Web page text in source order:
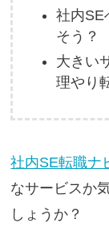
社内SE
そう？
大きい
理やり
社内SE転職ナ
なサービスか
しょうか？